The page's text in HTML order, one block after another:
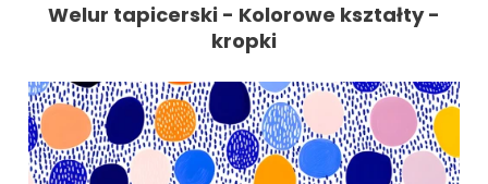
Welur tapicerski - Kolorowe kształty -
kropki